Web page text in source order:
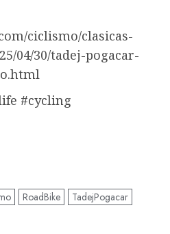
ciclismo/clasicas-
04/30/tadej-pogacar-
#cycling
RoadBike TadejPogacar